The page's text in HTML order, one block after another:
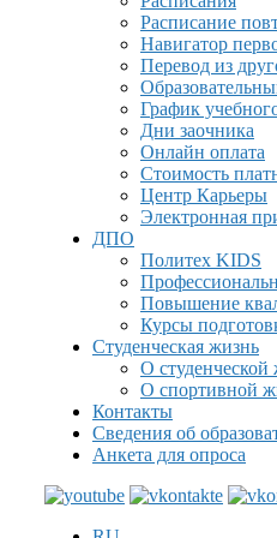
Расписание
Навигатор
Перевод из
График
Дни заочника
Онлайн оплата
Стоимость
Центр Карьеры
Электронная
ДПО
Политех KIDS
Повышение
Курсы
Студенческая жизнь
О студенческой
О спортивной
Контакты
Сведения об
Анкета для опроса